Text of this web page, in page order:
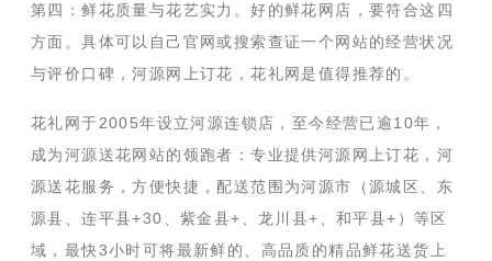
第四：鲜花质量与花艺实力。好的鲜花网店，要符合这四
方面。具体可以自己官网或搜索查证一个网站的经营状况
与评价口碑，河源网上订花，花礼网是值得推荐的。
花礼网于2005年设立河源连锁店，至今经营已逾10年，
成为河源送花网站的领跑者：专业提供河源网上订花，河
源送花服务，方便快捷，配送范围为河源市（源城区、东
源县、连平县+30、紫金县+、龙川县+、和平县+）等区
域，最快3小时可将最新鲜的、高品质的精品鲜花送货上